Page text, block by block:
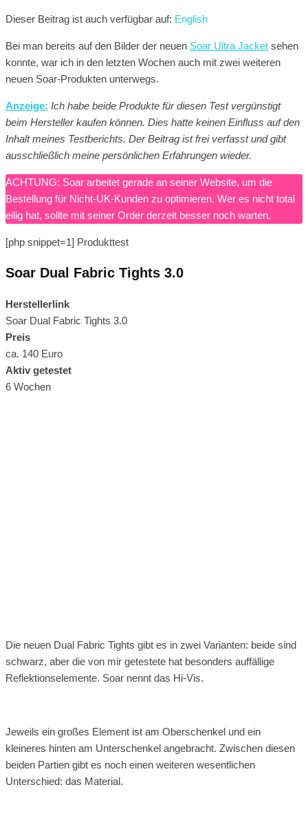
Dieser Beitrag ist auch verfügbar auf: English
Bei man bereits auf den Bilder der neuen Soar Ultra Jacket sehen
konnte, war ich in den letzten Wochen auch mit zwei weiteren
neuen Soar-Produkten unterwegs.
Anzeige: Ich habe beide Produkte für diesen Test vergünstigt
beim Hersteller kaufen können. Dies hatte keinen Einfluss auf den
Inhalt meines Testberichts. Der Beitrag ist frei verfasst und gibt
ausschließlich meine persönlichen Erfahrungen wieder.
ACHTUNG: Soar arbeitet gerade an seiner Website, um die
Bestellung für Nicht-UK-Kunden zu optimieren. Wer es nicht total
eilig hat, sollte mit seiner Order derzeit besser noch warten.
[php snippet=1] Produkttest
Soar Dual Fabric Tights 3.0
Herstellerlink
Soar Dual Fabric Tights 3.0
Preis
ca. 140 Euro
Aktiv getestet
6 Wochen
Die neuen Dual Fabric Tights gibt es in zwei Varianten: beide sind
schwarz, aber die von mir getestete hat besonders auffällige
Reflektionselemente. Soar nennt das Hi-Vis.
Jeweils ein großes Element ist am Oberschenkel und ein
kleineres hinten am Unterschenkel angebracht. Zwischen diesen
beiden Partien gibt es noch einen weiteren wesentlichen
Unterschied: das Material.